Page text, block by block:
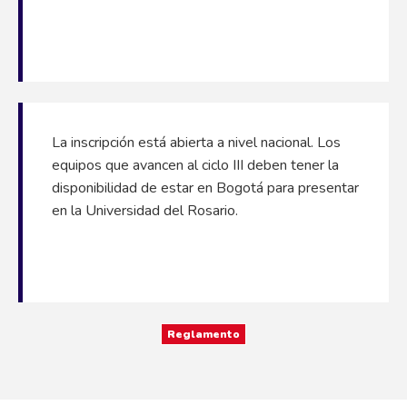
La inscripción está abierta a nivel nacional. Los
equipos que avancen al ciclo III deben tener la
disponibilidad de estar en Bogotá para presentar
en la Universidad del Rosario.
Reglamento